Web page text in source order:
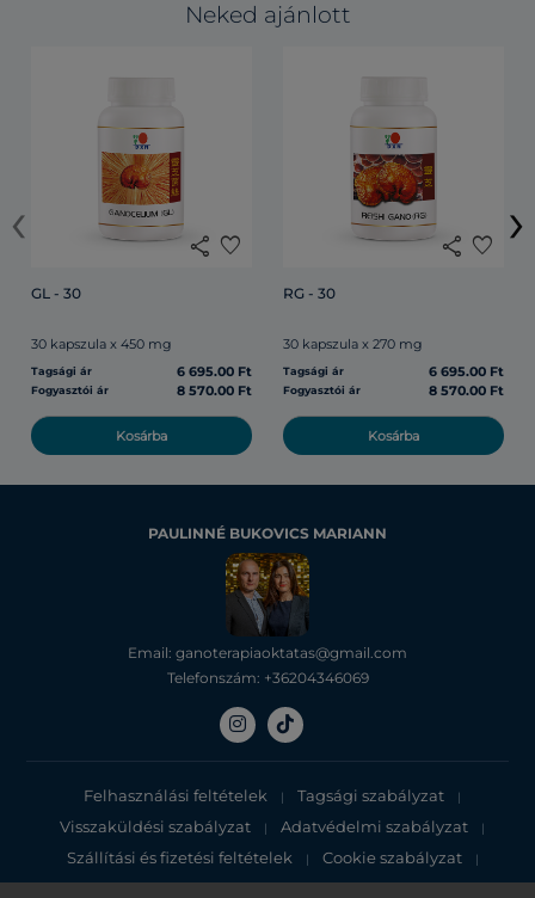
Neked ajánlott
share favorite
GL - 30
30 kapszula x 450 mg
Tagsági ár 6 695.00 Ft
Fogyasztói ár 8 570.00 Ft
Kosárba
share favorite
RG - 30
30 kapszula x 270 mg
Tagsági ár 6 695.00 Ft
Fogyasztói ár 8 570.00 Ft
Kosárba
‹ ›
PAULINNÉ BUKOVICS MARIANN
Email: ganoterapiaoktatas@gmail.com
Telefonszám: +36204346069
Felhasználási feltételek | Tagsági szabályzat |
Visszaküldési szabályzat | Adatvédelmi szabályzat |
Szállítási és fizetési feltételek | Cookie szabályzat |
Adatvédelmi tájékoztató